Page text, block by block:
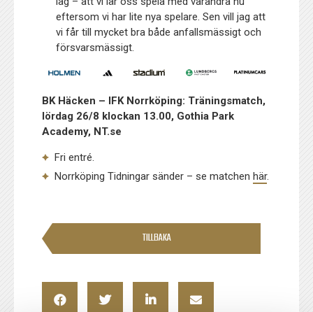
eftersom vi har lite nya spelare. Sen vill jag att
vi får till mycket bra både anfallsmässigt och
försvarsmässigt.
BK Häcken – IFK Norrköping: Träningsmatch,
lördag 26/8 klockan 13.00, Gothia Park
Academy, NT.se
Fri entré.
Norrköping Tidningar sänder – se matchenhär.
TILLBAKA